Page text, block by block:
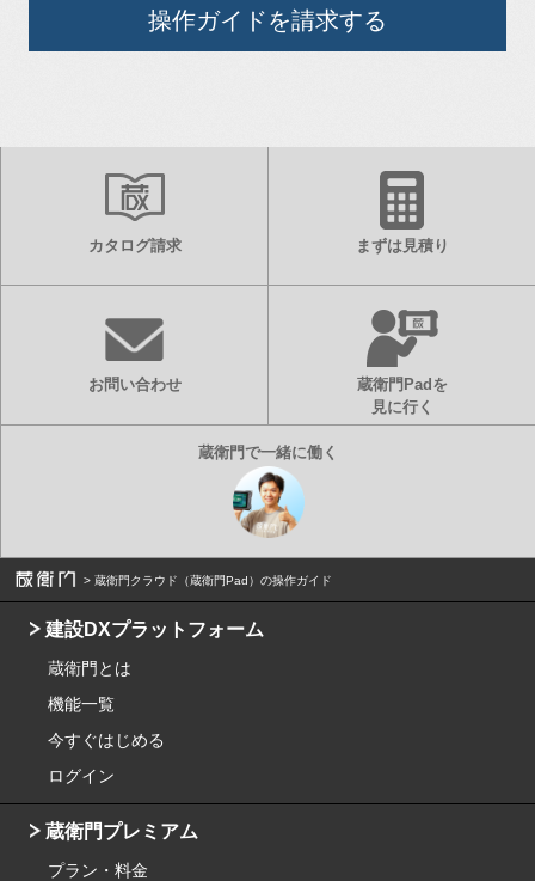
操作ガイドを請求する
カタログ請求 まずは見積り
お問い合わせ
蔵衛門Padを
見に行く
蔵衛門クラウド（蔵衛門Pad）の操作ガイド
建設DXプラットフォーム
蔵衛門とは
機能一覧
今すぐはじめる
ログイン
蔵衛門プレミアム
プラン・料金